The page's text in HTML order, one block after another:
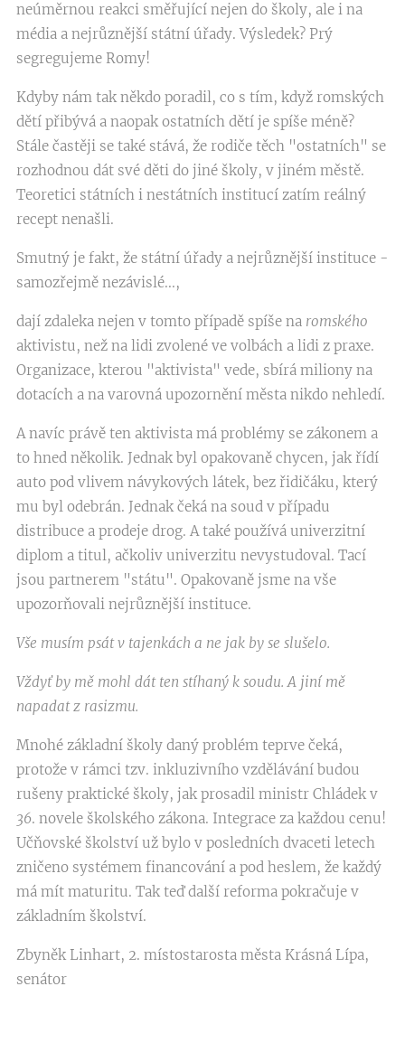
neúměrnou reakci směřující nejen do školy, ale i na
média a nejrůznější státní úřady. Výsledek? Prý
segregujeme Romy!
Kdyby nám tak někdo poradil, co s tím, když romských
dětí přibývá a naopak ostatních dětí je spíše méně?
Stále častěji se také stává, že rodiče těch "ostatních" se
rozhodnou dát své děti do jiné školy, v jiném městě.
Teoretici státních i nestátních institucí zatím reálný
recept nenašli.
Smutný je fakt, že státní úřady a nejrůznější instituce -
samozřejmě nezávislé...,
dají zdaleka nejen v tomto případě spíše na romského
aktivistu, než na lidi zvolené ve volbách a lidi z praxe.
Organizace, kterou "aktivista" vede, sbírá miliony na
dotacích a na varovná upozornění města nikdo nehledí.
A navíc právě ten aktivista má problémy se zákonem a
to hned několik. Jednak byl opakovaně chycen, jak řídí
auto pod vlivem návykových látek, bez řidičáku, který
mu byl odebrán. Jednak čeká na soud v případu
distribuce a prodeje drog. A také používá univerzitní
diplom a titul, ačkoliv univerzitu nevystudoval. Tací
jsou partnerem "státu". Opakovaně jsme na vše
upozorňovali nejrůznější instituce.
Vše musím psát v tajenkách a ne jak by se slušelo.
Vždyť by mě mohl dát ten stíhaný k soudu. A jiní mě
napadat z rasizmu.
Mnohé základní školy daný problém teprve čeká,
protože v rámci tzv. inkluzivního vzdělávání budou
rušeny praktické školy, jak prosadil ministr Chládek v
36. novele školského zákona. Integrace za každou cenu!
Učňovské školství už bylo v posledních dvaceti letech
zničeno systémem financování a pod heslem, že každý
má mít maturitu. Tak teď další reforma pokračuje v
základním školství.
Zbyněk Linhart, 2. místostarosta města Krásná Lípa,
senátor